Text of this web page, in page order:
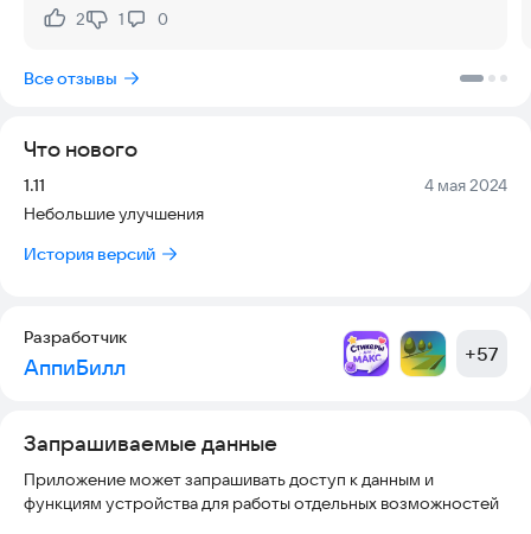
- Домашние тренировки на всё тела, ягодиц. Тренируем
пресса и ноги
- Подсказки по правильному выполнению упражнений
Желаем вам достижения желаемых результатов.
Для связи - psihologlev@list.ru
Нравится:
2Не нравится:
1 0
Все отзывы
Что нового
Версия:
1.11 Дата:
4 мая 2024
Небольшие улучшения
История версий
Разработчик
АппиБилл +57
Запрашиваемые данные
Приложение может запрашивать доступ к данным и
функциям устройства для работы отдельных возможностей